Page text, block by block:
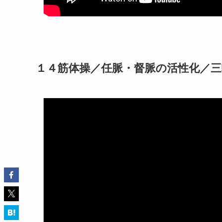
１４筋体操／任脈・督脈の活性化／